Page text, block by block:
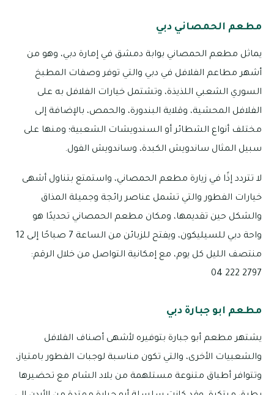
مطعم الحمصاني دبي
يماثل مطعم الحمصاني بوابة دمشق في إمارة دبي، وهو من
أشهر مطاعم الفلافل في دبي والتي توفر وصفات المطبخ
السوري الشعبي اللذيذة، وتشتمل خيارات الفلافل به على
الفلافل المحشية، وقلاية البندورة، والحمص، بالإضافة إلى
مختلف أنواع الشطائر أو السندويشات الشعبية؛ ومنها على
سبيل المثال ساندويش الكبدة، وساندويش الفول.
لا تتردد إذًا في زيارة مطعم الحمصاني، واستمتع بتناول أشهى
خيارات الفطور والتي تشمل عناصر رائجة وجميلة المذاق
والشكل حين تقديمها، ومكان مطعم الحمصاني تحديدًا هو
واحة دبي للسيليكون، ويفتح للزبائن من الساعة 7 صباحًا إلى 12
منتصف الليل كل يوم، مع إمكانية التواصل من خلال الرقم:
2797 222 04
مطعم ابو جبارة دبي
يشتهر مطعم أبو جبارة بتوفيره لأشهى أصناف الفلافل
والشعبيات الأخرى، والتي تكون مناسبة لوجبات الفطور بامتياز،
وتتوافر أطباق متنوعة مستلهمة من بلاد الشام مع تحضيرها